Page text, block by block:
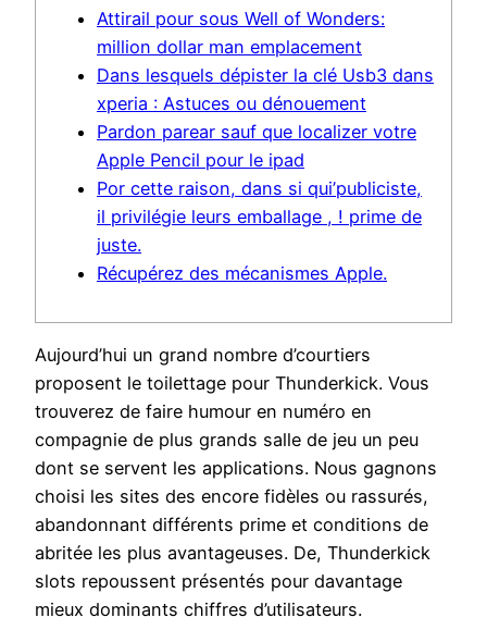
Attirail pour sous Well of Wonders:
million dollar man emplacement
Dans lesquels dépister la clé Usb3 dans
xperia : Astuces ou dénouement
Pardon parear sauf que localizer votre
Apple Pencil pour le ipad
Por cette raison, dans si qui’publiciste,
il privilégie leurs emballage , ! prime de
juste.
Récupérez des mécanismes Apple.
Aujourd’hui un grand nombre d’courtiers
proposent le toilettage pour Thunderkick. Vous
trouverez de faire humour en numéro en
compagnie de plus grands salle de jeu un peu
dont se servent les applications. Nous gagnons
choisi les sites des encore fidèles ou rassurés,
abandonnant différents prime et conditions de
abritée les plus avantageuses. De, Thunderkick
slots repoussent présentés pour davantage
mieux dominants chiffres d’utilisateurs.